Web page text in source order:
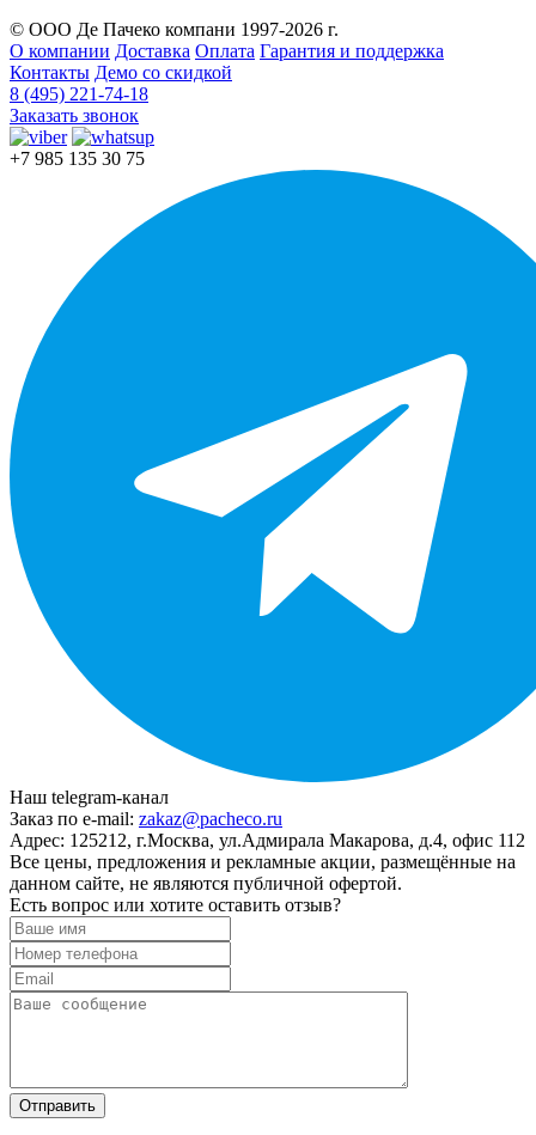
© ООО Де Пачеко компани 1997-2026 г.
О компании Доставка Оплата Гарантия и поддержка
Контакты Демо со скидкой
8 (495) 221-74-18
Заказать звонок
+7 985 135 30 75
Наш telegram-канал
Заказ по e-mail: zakaz@pacheco.ru
Адрес: 125212, г.Москва, ул.Адмирала Макарова, д.4, офис 112
Все цены, предложения и рекламные акции, размещённые на
данном сайте, не являются публичной офертой.
Есть вопрос или хотите оставить отзыв?